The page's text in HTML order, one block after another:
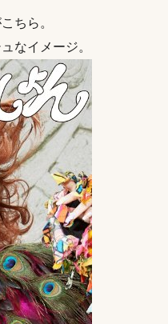
ちら。
なイメージ。